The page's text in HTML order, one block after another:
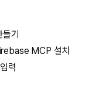
들기
MCP 설치
력